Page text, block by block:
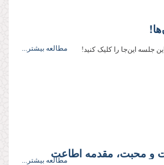
جلسه این‌جا را کلیک کنید! مطالعه بیشتر...
و محبت، مقدمه اطاعتمطالعه بیشتر...